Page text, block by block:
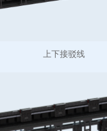
上下接驳线